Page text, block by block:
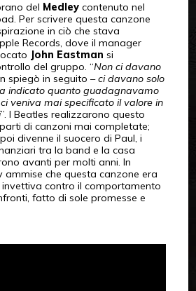
del Medleycontenuto nel
Per scrivere questa canzone
in ciò che stava
Records, dove il manager
John Eastman si
del gruppo. “Non ci davano
spiegò in seguito –ci davano solo
indicato quanto guadagnavamo
veniva mai specificato il valore in
”. I Beatles realizzarono questo
di canzoni mai completate;
divenne il suocero di Paul, i
tra la band e la casa
avanti per molti anni. In
ammise che questa canzone era
contro il comportamento
fatto di sole promesse e